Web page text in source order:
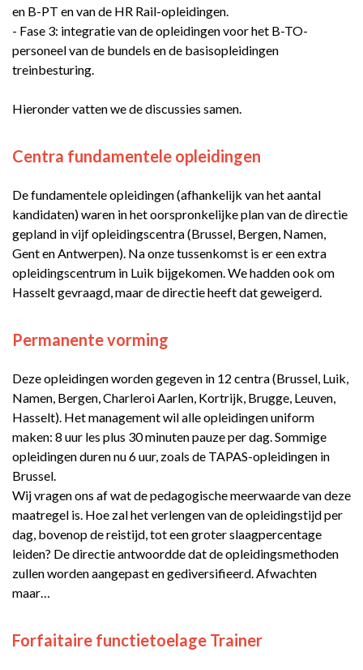
en B-PT en van de HR Rail-opleidingen.
- Fase 3: integratie van de opleidingen voor het B-TO-
personeel van de bundels en de basisopleidingen
treinbesturing.
Hieronder vatten we de discussies samen.
Centra fundamentele opleidingen
De fundamentele opleidingen (afhankelijk van het aantal
kandidaten) waren in het oorspronkelijke plan van de directie
gepland in vijf opleidingscentra (Brussel, Bergen, Namen,
Gent en Antwerpen). Na onze tussenkomst is er een extra
opleidingscentrum in Luik bijgekomen. We hadden ook om
Hasselt gevraagd, maar de directie heeft dat geweigerd.
Permanente vorming
Deze opleidingen worden gegeven in 12 centra (Brussel, Luik,
Namen, Bergen, Charleroi Aarlen, Kortrijk, Brugge, Leuven,
Hasselt). Het management wil alle opleidingen uniform
maken: 8 uur les plus 30 minuten pauze per dag. Sommige
opleidingen duren nu 6 uur, zoals de TAPAS-opleidingen in
Brussel.
Wij vragen ons af wat de pedagogische meerwaarde van deze
maatregel is. Hoe zal het verlengen van de opleidingstijd per
dag, bovenop de reistijd, tot een groter slaagpercentage
leiden? De directie antwoordde dat de opleidingsmethoden
zullen worden aangepast en gediversifieerd. Afwachten
maar…
Forfaitaire functietoelage Trainer